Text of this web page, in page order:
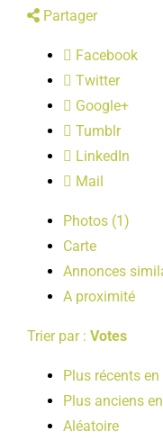
PUBLICATIONS
Partager
Facebook
Twitter
Google+
Tumblr
LinkedIn
Mail
Photos (1)
Carte
Annonces
A proximité
Trier par : Votes
Plus récents
Plus anciens
Aléatoire